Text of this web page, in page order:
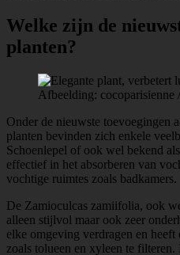
Welke zijn de
planten?
Afbeelding: cocoparisienne
Onder de nieuwste toevoegingen
planten bevinden zich enkele
Schoenlepel of ook wel bekend
effectief in het absorberen van
vochtige ruimtes zoals badkamers.
De Zamioculcas zamiifolia, ook
alleen stijlvol maar ook zeer
elke omgeving verdragen en
zoals tolueen en xyleen te